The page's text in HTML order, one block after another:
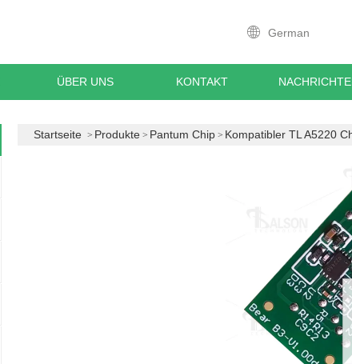
German
ÜBER UNS KONTAKT
Startseite Produkte Pantum Chip Kompatibler TL A5220